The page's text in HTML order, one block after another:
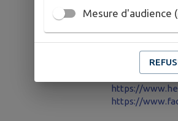
Publié par
PLUS
https://
Mesure d'audience